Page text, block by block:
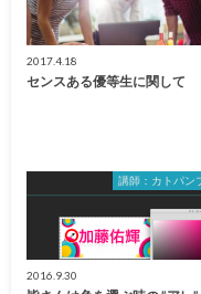
2017.4.18
センスある優等生に関して
講師：カトパン
2016.9.30